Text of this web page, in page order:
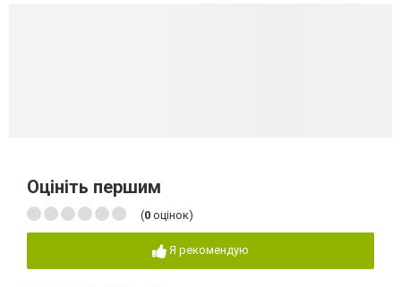
Оцініть першим
(0 оцінок)
Я рекомендую